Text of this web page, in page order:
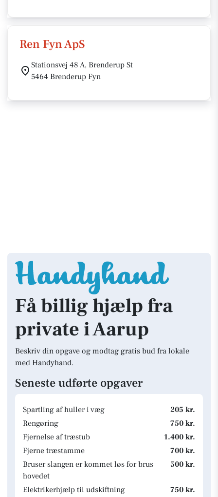
Ren Fyn ApS
Stationsvej 48 A, Brenderup St
5464 Brenderup Fyn
Få billig hjælp fra
private i Aarup
Beskriv din opgave og modtag gratis bud fra lokale
med Handyhand.
Seneste udførte opgaver
Spartling af huller i væg
205 kr.
Rengøring
750 kr.
Fjernelse af træstub
1.400 kr.
Fjerne træstamme
700 kr.
Bruser slangen er kommet løs for brus
hovedet
500 kr.
Elektrikerhjælp til udskiftning
750 kr.